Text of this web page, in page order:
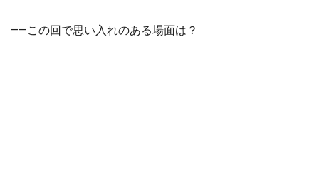
――この回で思い入れのある場面は？